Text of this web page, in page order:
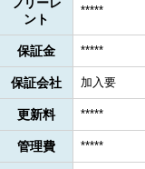
ント
*****
保証金 *****
保証会社 加入要
更新料 *****
管理費 *****